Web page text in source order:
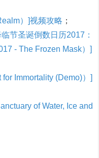
）]视频攻略 ；
节圣诞倒数日历2017：
- The Frozen Mask）]
Immortality (Demo)）]
of Water, Ice and